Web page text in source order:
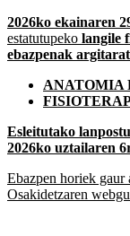
2026ko ekainaren
estatutupeko langile
ebazpenak
ANATOMIA
Esleitutako
2026ko uztailaren
Ebazpen horiek
Osakidetzaren